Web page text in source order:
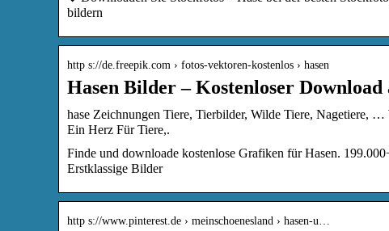
bildern
http s://de.freepik.com › fotos-vektoren-kostenlos › hasen
Hasen Bilder – Kostenloser
hase Zeichnungen Tiere, Tierbilder, Wilde Tiere, Nagetiere,
Ein Herz Für Tiere,.
Finde und downloade kostenlose Grafiken für Hasen.
Erstklassige Bilder
http s://www.pinterest.de › meinschoenesland › hasen-u…